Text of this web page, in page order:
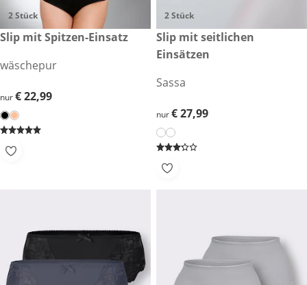
2 Stück
€ 22,99
Slip mit Spitzen-Einsatz
wäschepur
€ 22,99
nur€ 22,99
2 Stück
€ 27,99
Slip mit seitlichen
Einsätzen
Sassa
€ 27,99
nur€ 27,99